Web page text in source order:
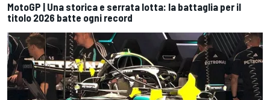
MotoGP | Una storica e serrata lotta: la battaglia per il
titolo 2026 batte ogni record